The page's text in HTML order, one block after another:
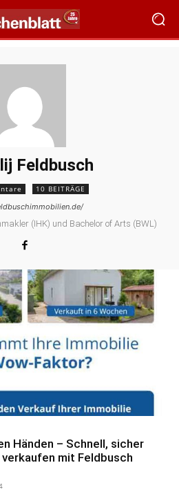
Feldbusch
10 BEITRÄGE
(IHK) und Bachelor of Arts (BWL)
Händen – Schnell, sicher
mit Feldbusch